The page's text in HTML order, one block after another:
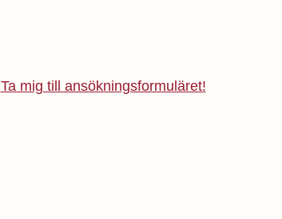
Ta mig till ansökningsformuläret!